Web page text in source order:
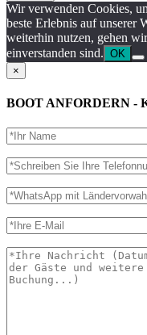
Wir verwenden Cookies,
beste Erlebnis auf unserer
weiterhin nutzen, gehen
einverstanden sind. OK
×
BOOT ANFORDERN -